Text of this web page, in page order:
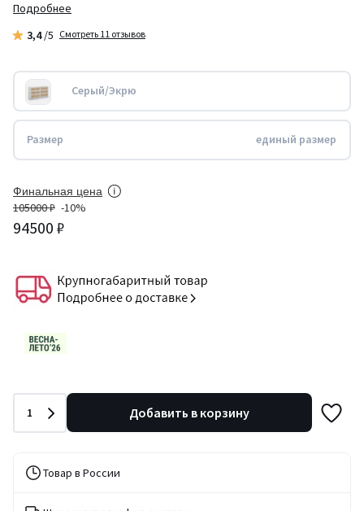
Подробнее
3,4 /5 Смотреть 11 отзывов
Серый/Экрю
Размер единый размер
Финальная цена
105000 ₽ -10%
94500 ₽
Количество
1 Добавить в корзину
Товар в России